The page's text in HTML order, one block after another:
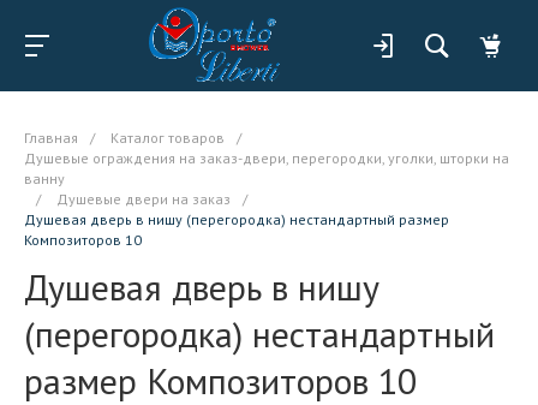
Главная / Каталог товаров
/
Душевые ограждения на заказ-двери, перегородки, уголки, шторки на
ванну
/
Душевые двери на заказ
/
Душевая дверь в нишу (перегородка) нестандартный размер
Композиторов 10
Душевая дверь в нишу
(перегородка) нестандартный
размер Композиторов 10